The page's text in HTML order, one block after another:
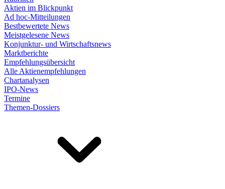
Aktien im Blickpunkt
Ad hoc-Mitteilungen
Bestbewertete News
Meistgelesene News
Konjunktur- und Wirtschaftsnews
Marktberichte
Empfehlungsübersicht
Alle Aktienempfehlungen
Chartanalysen
IPO-News
Termine
Themen-Dossiers